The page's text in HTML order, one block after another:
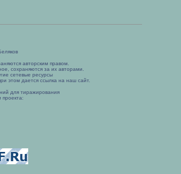
авторским правом.
сохраняются за их авторами.
сетевые ресурсы
этом дается ссылка на наш сайт.
для тиражирования
проекта: